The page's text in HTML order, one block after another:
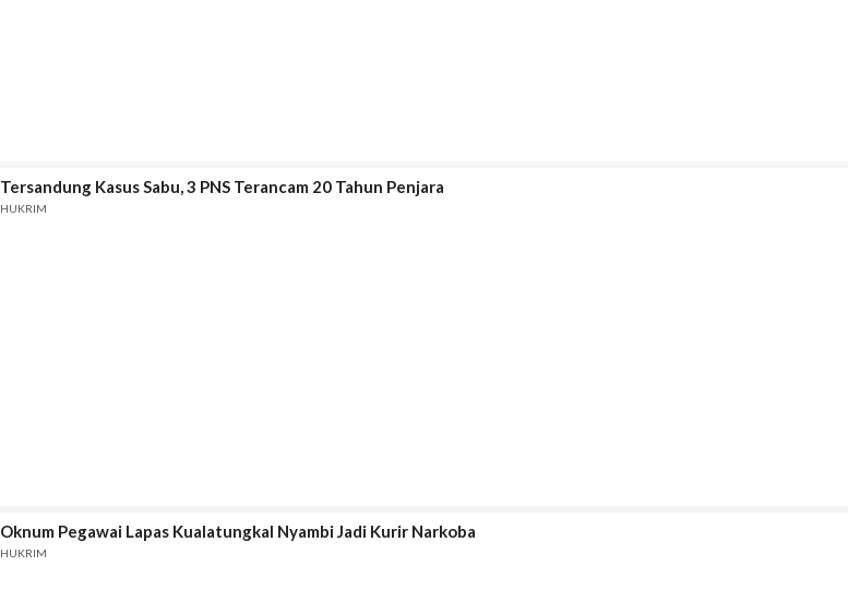
Tersandung Kasus Sabu, 3 PNS Terancam 20 Tahun Penjara
HUKRIM
Oknum Pegawai Lapas Kualatungkal Nyambi Jadi Kurir Narkoba
HUKRIM